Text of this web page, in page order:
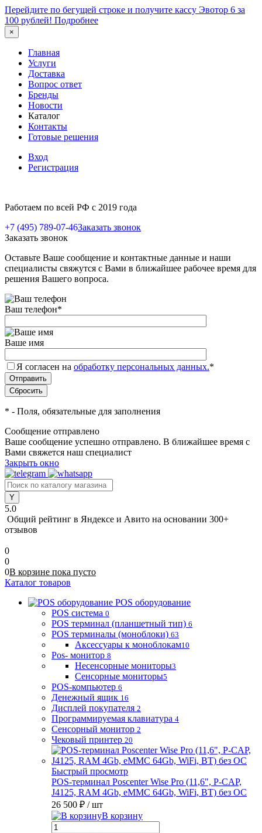
Перейдите по бегущей строке и получите кассу Эвотор 6 за
100 рублей! Подробнее
×
Главная
Услуги
Доставка
Вопрос ответ
Бренды
Новости
Каталог
Контакты
Готовые решения
Вход
Регистрация
Работаем по всей РФ с 2019 года
+7 (495) 789-07-46Заказать звонок
Заказать звонок
Оставьте Ваше сообщение и контактные данные и наши
специалисты свяжутся с Вами в ближайшее рабочее время для
решения Вашего вопроса.
Ваш телефон*
Ваше имя
Я согласен на обработку персональных данных.*
* - Поля, обязательные для заполнения
Сообщение отправлено
Ваше сообщение успешно отправлено. В ближайшее время с
Вами свяжется наш специалист
Закрыть окно
5.0
Общий рейтинг в Яндексе и Авито на основании 300+
отзывов
0
0
0В корзине пока пусто
Каталог товаров
POS оборудование
POS система 0
POS терминал (планшетный тип) 6
POS терминалы (моноблоки) 63
Аксессуары к моноблокам10
Pos- монитор 8
Несенсорные мониторы3
Сенсорные мониторы5
POS-компьютер 6
Денежный ящик 16
Дисплей покупателя 2
Программируемая клавиатура 4
Сенсорный монитор 2
Чековый принтер 20
Быстрый просмотр
POS-терминал Poscenter Wise Pro (11,6", P-CAP,
J4125, RAM 4Gb, eMMC 64Gb, WiFi, BT) без ОС
26 500 ₽ / шт
В корзину